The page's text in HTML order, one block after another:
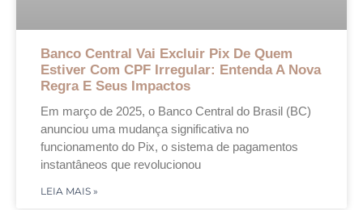
Banco Central Vai Excluir Pix De Quem
Estiver Com CPF Irregular: Entenda A Nova
Regra E Seus Impactos
Em março de 2025, o Banco Central do Brasil (BC)
anunciou uma mudança significativa no
funcionamento do Pix, o sistema de pagamentos
instantâneos que revolucionou
LEIA MAIS »